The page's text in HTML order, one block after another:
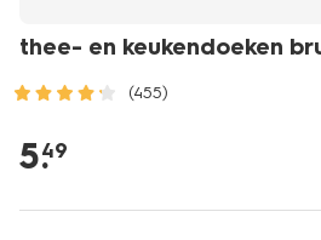
thee- en keukendoeken
(455)
tafelen/keukentextiel-
tafeltextiel/theedoeken-
-
5.
49